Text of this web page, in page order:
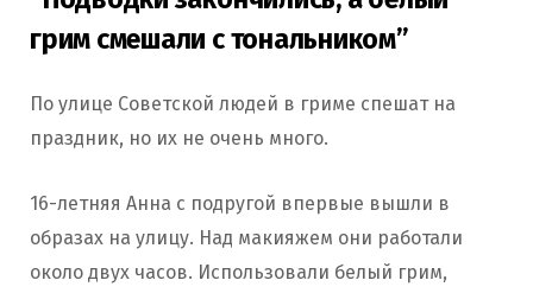
грим смешали с тональником”
По улице Советской людей в гриме спешат на
праздник, но их не очень много.
16-летняя Анна с подругой впервые вышли в
образах на улицу. Над макияжем они работали
около двух часов. Использовали белый грим,